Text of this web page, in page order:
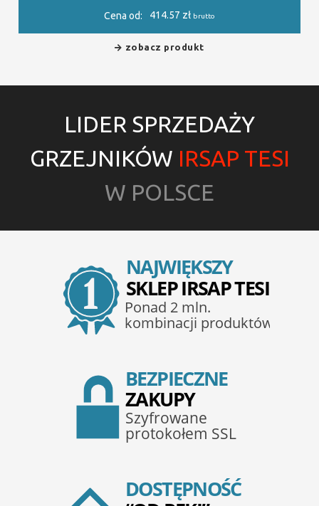
Cena od: 414.57 zł brutto
zobacz produkt
LIDER SPRZEDAŻY
GRZEJNIKÓW IRSAP TESI
W POLSCE